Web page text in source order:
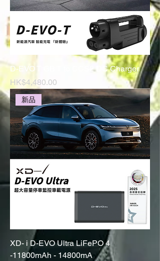
D-EVO T GB T to CCS2 DC Charger
Price
HK$4,480.00
新品
XD- i D-EVO Ultra LiFePO 4
-11800mAh - 14800mA